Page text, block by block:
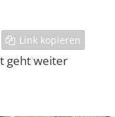
Link kopieren
geht weiter